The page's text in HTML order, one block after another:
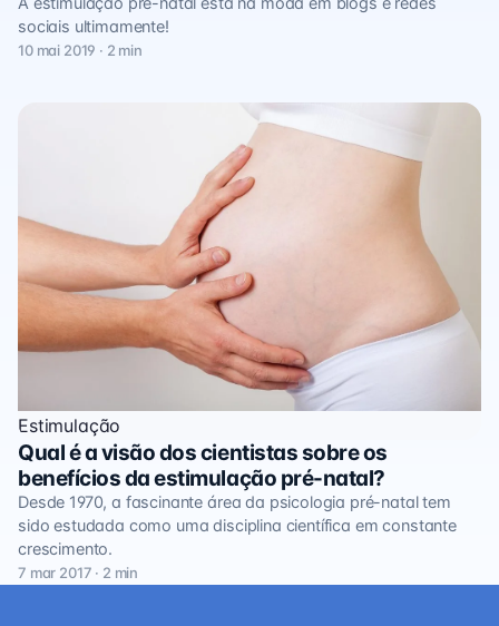
sociais ultimamente!
10 mai 2019 · 2 min
Estimulação
Qual é a visão dos cientistas sobre os
benefícios da estimulação pré-natal?
Desde 1970, a fascinante área da psicologia pré-natal tem
sido estudada como uma disciplina científica em constante
crescimento.
7 mar 2017 · 2 min